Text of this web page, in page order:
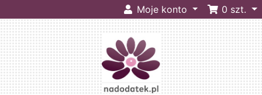
Moje konto 0 szt.